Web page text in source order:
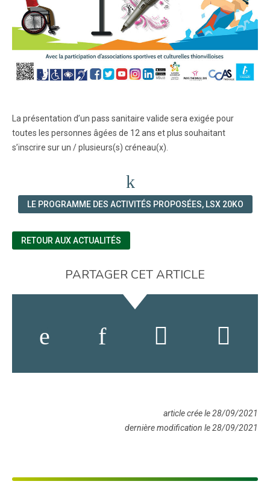
La présentation d’un pass sanitaire valide sera exigée pour
toutes les personnes âgées de 12 ans et plus souhaitant
s’inscrire sur un / plusieurs(s) créneau(x).
LE PROGRAMME DES ACTIVITÉS PROPOSÉES, LSX 20KO
RETOUR AUX ACTUALITÉS
PARTAGER CET ARTICLE
article crée le 28/09/2021
dernière modification le 28/09/2021